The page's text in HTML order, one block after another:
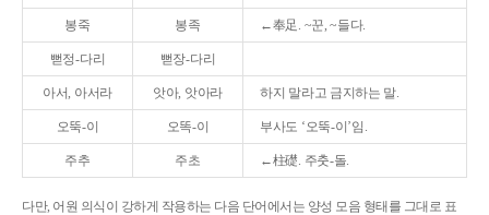
봉죽 봉족 ←奉足. ~꾼, ~들다.
뻗정-다리 뻗장-다리
아서, 아서라 앗아, 앗아라 하지 말라고 금지하는 말.
오뚝-이 오똑-이 부사도 ‘오뚝-이’임.
주추 주초 ←柱礎. 주춧-돌.
다만, 어원 의식이 강하게 작용하는 다음 단어에서는 양성 모음 형태를 그대로 표